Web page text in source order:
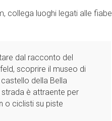
collega luoghi legati alle fiabe
dal racconto del
scoprire il museo di
della Bella
strada è attraente per
o ciclisti su piste